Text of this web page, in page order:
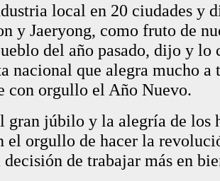
local en 20 ciudades y
y Jaeryong, como fruto de
del año pasado, dijo y lo
nacional que alegra mucho a
con orgullo el Año Nuevo.
gran júbilo y la alegría de los
orgullo de hacer la
de trabajar más en